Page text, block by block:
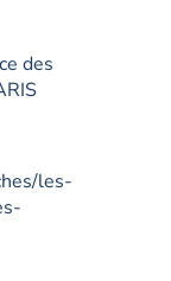
des
les-